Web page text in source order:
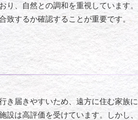
、自然との調和を重視しています。
するか確認することが重要です。
き届きやすいため、遠方に住む家族に
は高評価を受けています。しかし、